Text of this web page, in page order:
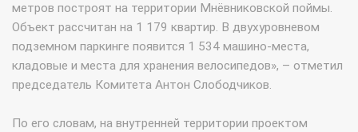
метров построят на территории Мнёвниковской поймы.
Объект рассчитан на 1 179 квартир. В двухуровневом
подземном паркинге появится 1 534 машино-места,
кладовые и места для хранения велосипедов», – отметил
председатель Комитета Антон Слободчиков.
По его словам, на внутренней территории проектом